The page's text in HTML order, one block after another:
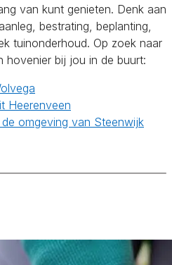
van kunt genieten. Denk aan
bestrating, beplanting,
tuinonderhoud. Op zoek naar
hovenier bij jou in de buurt:
Heerenveen
omgeving van Steenwijk